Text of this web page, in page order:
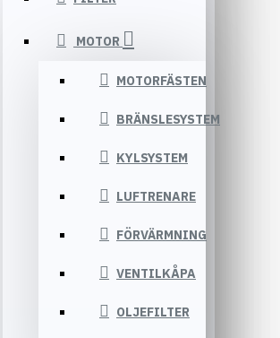
MOTOR
MOTORFÄSTEN
BRÄNSLESYSTEM
KYLSYSTEM
LUFTRENARE
FÖRVÄRMNING
VENTILKÅPA
OLJEFILTER